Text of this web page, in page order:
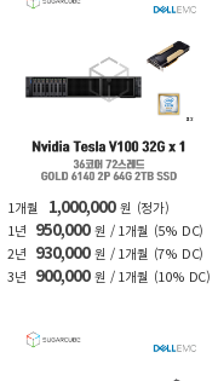
1개월 1,000,000 원
(정가)
1년
950,000 원 / 1개월
(5% DC)
2년
930,000 원 / 1개월
(7% DC)
3년
900,000 원 / 1개월 (10% DC)